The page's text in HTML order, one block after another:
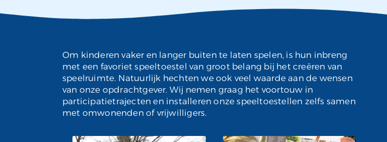
Om kinderen vaker en langer buiten te laten spelen, is hun inbreng
met een favoriet speeltoestel van groot belang bij het creëren van
speelruimte. Natuurlijk hechten we ook veel waarde aan de wensen
van onze opdrachtgever. Wij nemen graag het voortouw in
participatietrajecten en installeren onze speeltoestellen zelfs samen
met omwonenden of vrijwilligers.